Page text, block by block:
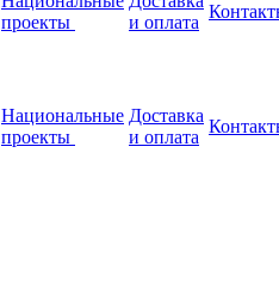
проекты
и оплата
Национальные
проекты
Доставка
и оплата